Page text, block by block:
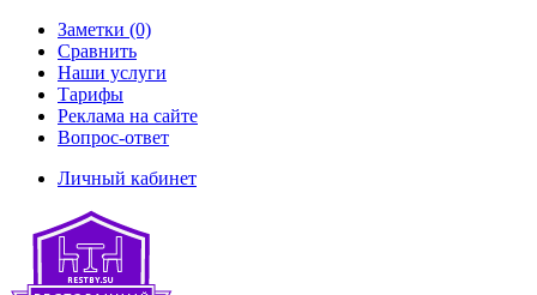
Заметки (0)
Сравнить
Наши услуги
Тарифы
Реклама на сайте
Вопрос-ответ
Личный кабинет